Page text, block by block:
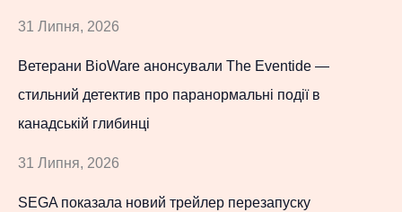
31 Липня, 2026
Ветерани BioWare анонсували The Eventide —
стильний детектив про паранормальні події в
канадській глибинці
31 Липня, 2026
SEGA показала новий трейлер перезапуску